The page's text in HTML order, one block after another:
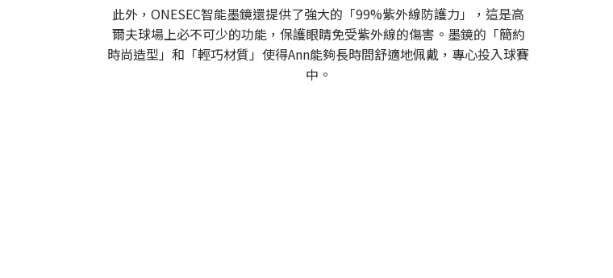
此外，ONESEC智能墨鏡還提供了強大的「99%紫外線防護力」，這是高
爾夫球場上必不可少的功能，保護眼睛免受紫外線的傷害。墨鏡的「簡約
時尚造型」和「輕巧材質」使得Ann能夠長時間舒適地佩戴，專心投入球賽
中。